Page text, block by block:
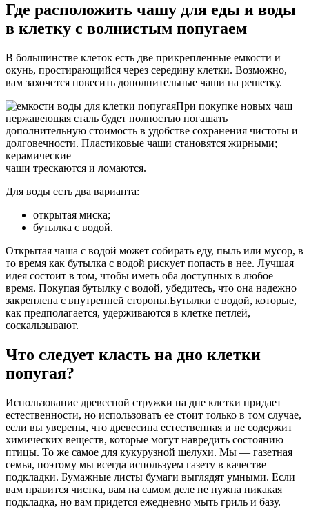
Где расположить чашу для еды и воды
в клетку с волнистым попугаем
В большинстве клеток есть две прикрепленные емкости и
окунь, простирающийся через середину клетки. Возможно,
вам захочется повесить дополнительные чаши на решетку.
При покупке новых чаш
нержавеющая сталь будет полностью погашать
дополнительную стоимость в удобстве сохранения чистоты и
долговечности. Пластиковые чаши становятся жирными;
керамические
чаши трескаются и ломаются.
Для воды есть два варианта:
открытая миска;
бутылка с водой.
Открытая чаша с водой может собирать еду, пыль или мусор, в
то время как бутылка с водой рискует попасть в нее. Лучшая
идея состоит в том, чтобы иметь оба доступных в любое
время. Покупая бутылку с водой, убедитесь, что она надежно
закреплена c внутренней стороны.Бутылки с водой, которые,
как предполагается, удерживаются в клетке петлей,
соскальзывают.
Что следует класть на дно клетки
попугая?
Использование древесной стружки на дне клетки придает
естественности, но использовать ее стоит только в том случае,
если вы уверены, что древесина естественная и не содержит
химических веществ, которые могут навредить состоянию
птицы. То же самое для кукурузной шелухи. Мы — газетная
семья, поэтому мы всегда используем газету в качестве
подкладки. Бумажные листы бумаги выглядят умными. Если
вам нравится чистка, вам на самом деле не нужна никакая
подкладка, но вам придется ежедневно мыть гриль и базу.